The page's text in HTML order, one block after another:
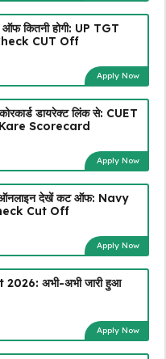
कितनी होगी: UP TGT
CUT Off
Apply Now
डायरेक्ट लिंक से: CUET
Scorecard
Apply Now
ऑनलाइन देखें कट ऑफ: Navy
Cut Off
Apply Now
अभी-अभी जारी हुआ
Apply Now